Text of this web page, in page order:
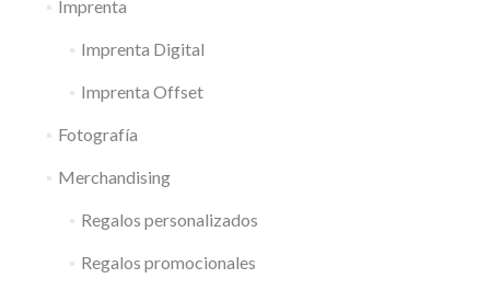
Imprenta
Imprenta Digital
Imprenta Offset
Fotografía
Merchandising
Regalos personalizados
Regalos promocionales